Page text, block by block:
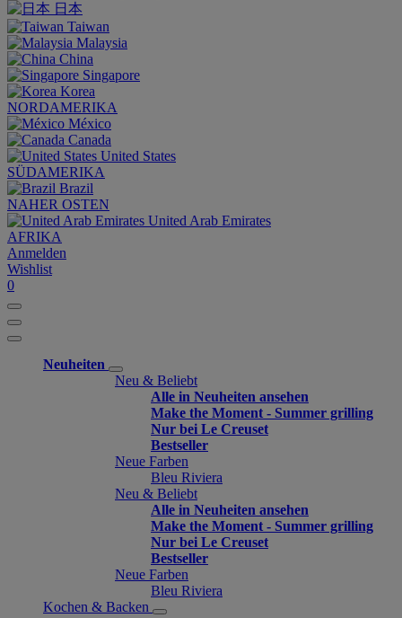
日本
Taiwan
Malaysia
China
Singapore
Korea
NORDAMERIKA
México
Canada
United States
SÜDAMERIKA
Brazil
NAHER OSTEN
United Arab Emirates
AFRIKA
Anmelden
Wishlist
0
Neuheiten
Neu & Beliebt
Alle in Neuheiten ansehen
Make the Moment - Summer grilling
Nur bei Le Creuset
Bestseller
Neue Farben
Bleu Riviera
Neu & Beliebt
Alle in Neuheiten ansehen
Make the Moment - Summer grilling
Nur bei Le Creuset
Bestseller
Neue Farben
Bleu Riviera
Kochen & Backen